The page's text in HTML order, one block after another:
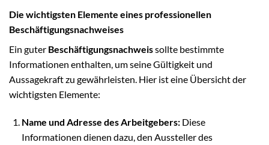
Die wichtigsten Elemente eines professionellen
Beschäftigungsnachweises
Ein guter Beschäftigungsnachweissollte bestimmte
Informationen enthalten, um seine Gültigkeit und
Aussagekraft zu gewährleisten. Hier ist eine Übersicht der
wichtigsten Elemente:
Name und Adresse des Arbeitgebers:Diese
Informationen dienen dazu, den Aussteller des